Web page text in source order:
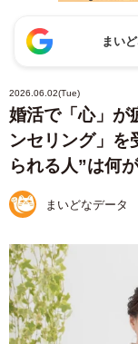
まい
2026.06.02(Tue)
婚活で「心」
ンセリング」
られる人”は何
まいどなデータ